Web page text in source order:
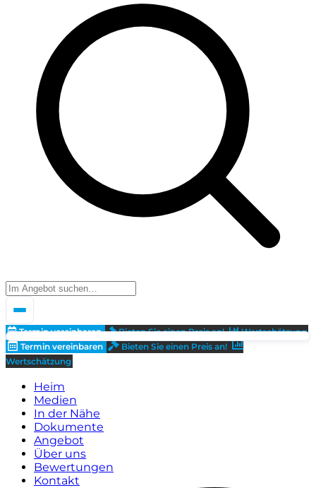
Termin vereinbaren Bieten Sie einen Preis an!
Wertschätzung
Termin vereinbaren
Bieten Sie einen Preis an!
Wertschätzung
Heim
Medien
In der Nähe
Dokumente
Angebot
Über uns
Bewertungen
Kontakt